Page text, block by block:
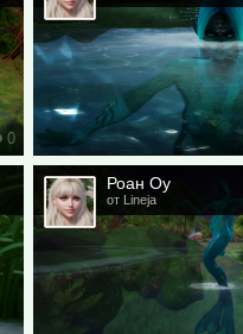
0
Роан Оу
от Lineja